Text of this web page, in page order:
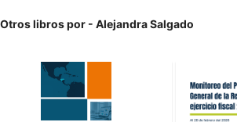
Otros libros por - Alejandra Salgado